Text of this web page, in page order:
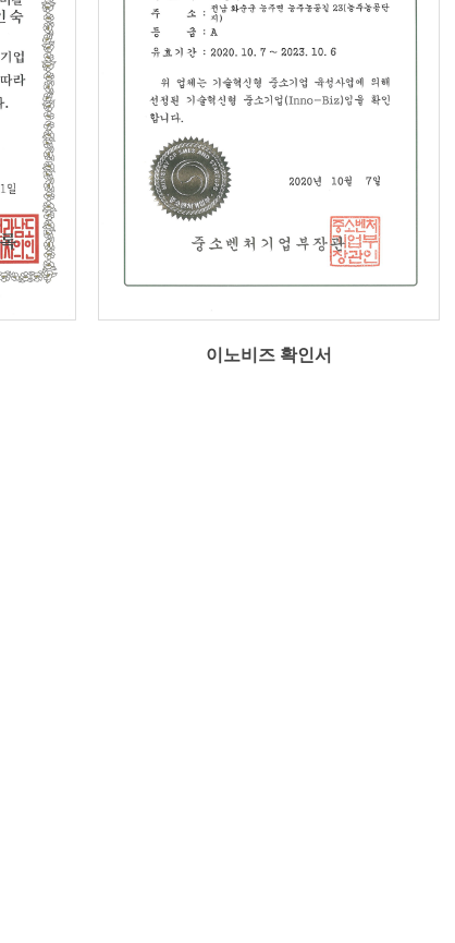
이노비즈 확인서